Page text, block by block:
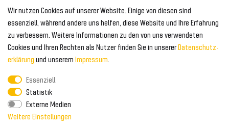
Wir nutzen Cookies auf unserer Website. Einige von diesen sind
essenziell, während andere uns helfen, diese Website und Ihre Erfahrung
zu verbessern. Weitere Informationen zu den von uns verwendeten
Cookies und Ihren Rechten als Nutzer finden Sie in unsererDaten­schutz­
erklärung und unserem Impressum.
Essenziell
Statistik
Externe Medien
Weitere Einstellungen
Geeignet für Audi
Frontspoiler
Heckspoiler
Kabelbäume
Kühlergrill
FOLGEN SIE UNS AUF
Tuning Fanatics
ZAHLUNG & VERSAND
Zahlungsanbieter
Versand & Zahlung
WELTWEITER VERSAND
© 2026 Tuning Fanatics